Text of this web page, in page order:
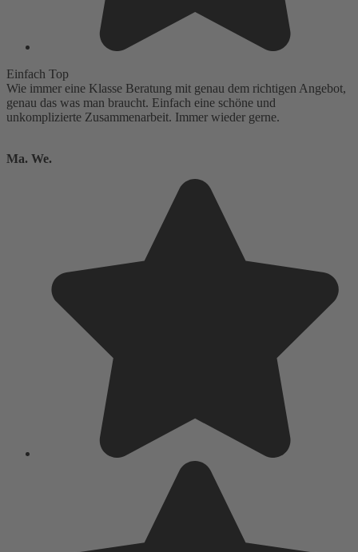
Einfach Top
Wie immer eine Klasse Beratung mit genau dem richtigen Angebot,
genau das was man braucht. Einfach eine schöne und
unkomplizierte Zusammenarbeit. Immer wieder gerne.
Ma. We.